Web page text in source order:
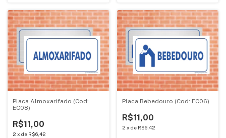
Placa Almoxarifado (Cod:
EC08)
R$11,00
2 x de R$6,42
Placa Bebedouro (Cod: EC06)
R$11,00
2 x de R$6,42